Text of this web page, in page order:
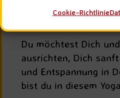
Cookie-Richtlinie
YOGA FÜR FRAUEN
Du möchtest Dich
ausrichten, Dich
und Entspannung in
bist du in diesem